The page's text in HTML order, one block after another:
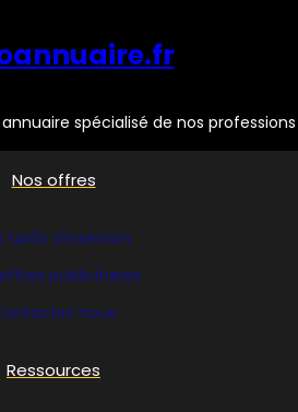
spécialisé de nos professions
Nos offres
tarifs d’insertion
publicitaires
nous
Ressources